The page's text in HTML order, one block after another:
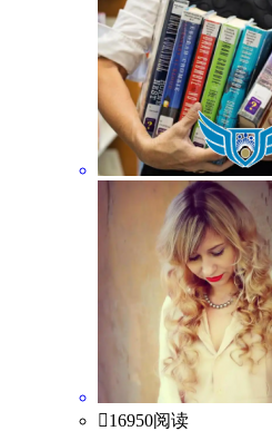
16950阅读